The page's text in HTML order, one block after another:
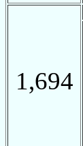
1,694